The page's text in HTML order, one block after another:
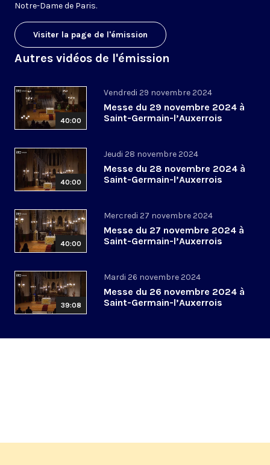
Notre-Dame de Paris.
Visiter la page de l'émission
Autres vidéos de l'émission
40:00
Vendredi 29 novembre 2024
Messe du 29 novembre 2024 à
Saint-Germain-l’Auxerrois
40:00
Jeudi 28 novembre 2024
Messe du 28 novembre 2024 à
Saint-Germain-l’Auxerrois
40:00
Mercredi 27 novembre 2024
Messe du 27 novembre 2024 à
Saint-Germain-l’Auxerrois
39:08
Mardi 26 novembre 2024
Messe du 26 novembre 2024 à
Saint-Germain-l’Auxerrois